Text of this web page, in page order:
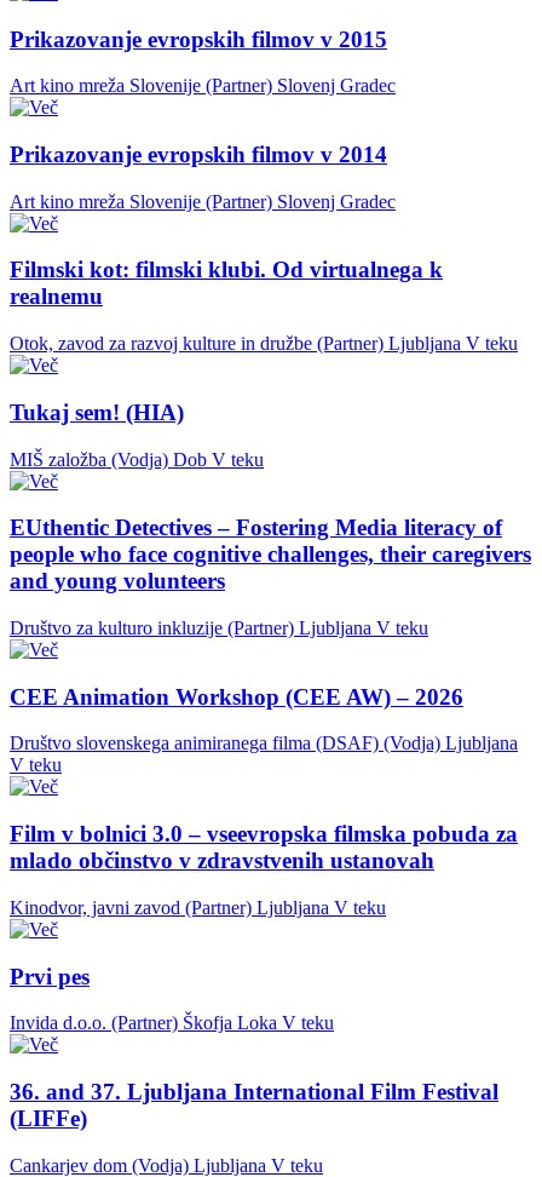
Prikazovanje evropskih filmov v 2015
Art kino mreža Slovenije (Partner) Slovenj Gradec
Prikazovanje evropskih filmov v 2014
Art kino mreža Slovenije (Partner) Slovenj Gradec
Filmski kot: filmski klubi. Od virtualnega k
realnemu
Otok, zavod za razvoj kulture in družbe (Partner) Ljubljana V teku
Tukaj sem! (HIA)
MIŠ založba (Vodja) Dob V teku
EUthentic Detectives – Fostering Media literacy of
people who face cognitive challenges, their caregivers
and young volunteers
Društvo za kulturo inkluzije (Partner) Ljubljana V teku
CEE Animation Workshop (CEE AW) – 2026
Društvo slovenskega animiranega filma (DSAF) (Vodja) Ljubljana
V teku
Film v bolnici 3.0 – vseevropska filmska pobuda za
mlado občinstvo v zdravstvenih ustanovah
Kinodvor, javni zavod (Partner) Ljubljana V teku
Prvi pes
Invida d.o.o. (Partner) Škofja Loka V teku
36. and 37. Ljubljana International Film Festival
(LIFFe)
Cankarjev dom (Vodja) Ljubljana V teku